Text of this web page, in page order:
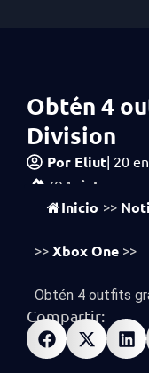
Obtén 4
Division
Por Eliut| 20
794 vistas
Inicio >>
>> Xbox One >>
Obtén 4 outfits
Compartir: